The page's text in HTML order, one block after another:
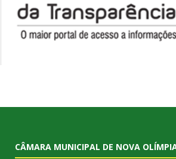
CÂMARA MUNICIPAL DE NOVA